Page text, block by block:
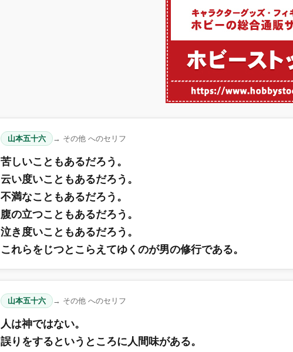
山本五十六 → その他 へのセリフ
苦しいこともあるだろう。
云い度いこともあるだろう。
不満なこともあるだろう。
腹の立つこともあるだろう。
泣き度いこともあるだろう。
これらをじつとこらえてゆくのが男の修行である。
山本五十六 → その他 へのセリフ
人は神ではない。
誤りをするというところに人間味がある。